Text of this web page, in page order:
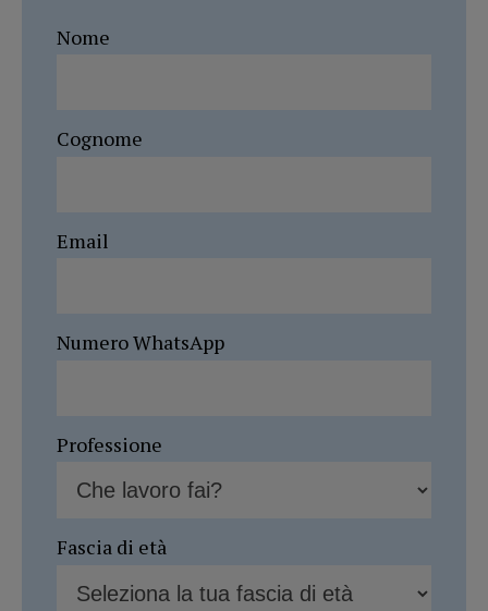
Nome
Cognome
Email
Numero WhatsApp
Professione
Fascia di età